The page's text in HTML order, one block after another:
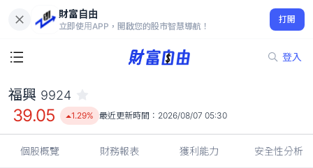
財富自由
立即使用APP，開啟您的股市智慧導航！
打開
登入
39.05
1.29%
福興 9924
39.05 1.29% 最近更新時間： 2026/08/07 05:30
個股概覽 財務報表 獲利能力 安全性分析